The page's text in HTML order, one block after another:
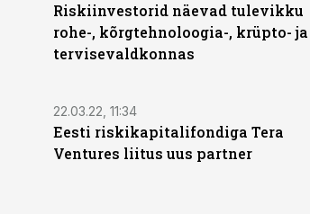
Riskiinvestorid näevad tulevikku
rohe-, kõrgtehnoloogia-, krüpto- ja
tervisevaldkonnas
22.03.22, 11:34
Eesti riskikapitalifondiga Tera
Ventures liitus uus partner